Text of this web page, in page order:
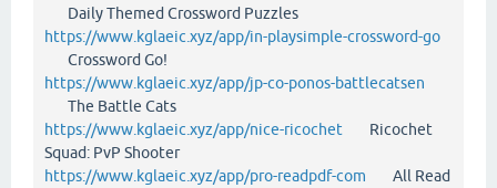
Daily Themed Crossword Puzzles
https://www.kglaeic.xyz/app/in-playsimple-crossword-go
Crossword Go!
https://www.kglaeic.xyz/app/jp-co-ponos-battlecatsen
The Battle Cats
https://www.kglaeic.xyz/app/nice-ricochet Ricochet
Squad: PvP Shooter
https://www.kglaeic.xyz/app/pro-readpdf-com All Read